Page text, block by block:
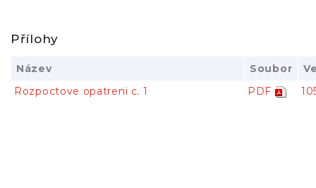
Přílohy
Název Soubor
Rozpoctove opatreni c. 1
PDF